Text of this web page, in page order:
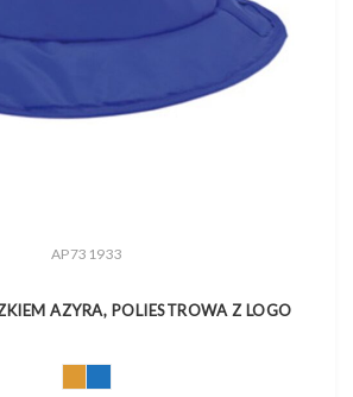
AP731933
AZYRA, POLIESTROWA Z LOGO